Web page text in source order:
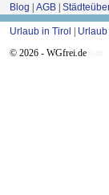
Blog | AGB |
Urlaub in Tirol |
© 2026 - WGfrei.de